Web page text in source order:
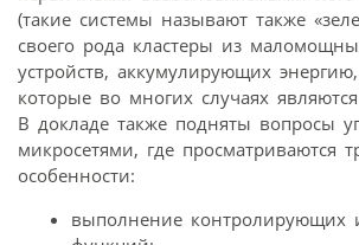
(такие системы называют также
своего рода кластеры из
устройств, аккумулирующих
которые во многих случаях
В докладе также подняты вопросы
микросетями, где просматриваются
особенности:
выполнение контролирующих